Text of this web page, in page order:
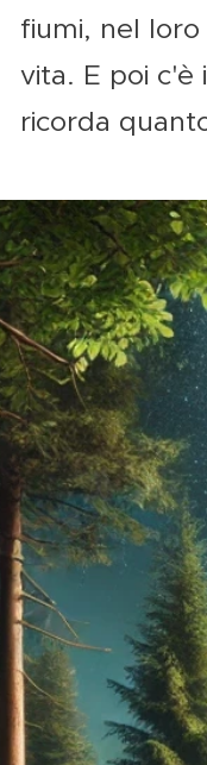
fiumi, nel
vita. E poi c'è
ricorda